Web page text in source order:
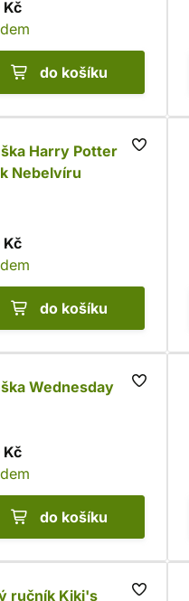
Kč
do košíku
Harry Potter -
Nebelvíru
Kč
do košíku
Wednesday
Kč
do košíku
ručník Kiki's